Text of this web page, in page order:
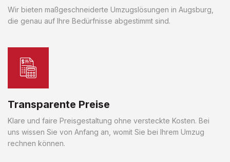
Wir bieten maßgeschneiderte Umzugslösungen in Augsburg,
die genau auf Ihre Bedürfnisse abgestimmt sind.
Transparente Preise
Klare und faire Preisgestaltung ohne versteckte Kosten. Bei
uns wissen Sie von Anfang an, womit Sie bei Ihrem Umzug
rechnen können.